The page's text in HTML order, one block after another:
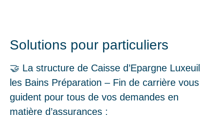
Solutions pour particuliers
🤝 La structure de Caisse d’Epargne Luxeuil
les Bains Préparation – Fin de carrière vous
guident pour tous de vos demandes en
matière d’assurances :